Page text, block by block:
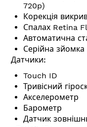
720p)
Корекція
Спалах Retina
Автоматична
Серійна зйомка
Датчики:
Touch ID
Тривісний
Акселерометр
Барометр
Датчик